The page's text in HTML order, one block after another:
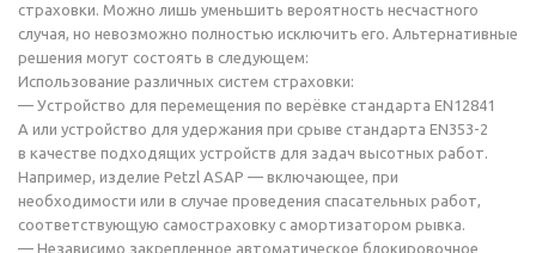
страховки. Можно лишь уменьшить вероятность несчастного
случая, но невозможно полностью исключить его. Альтернативные
решения могут состоять в следующем:
Использование различных систем страховки:
— Устройство для перемещения по верёвке стандарта EN12841
A или устройство для удержания при срыве стандарта EN353-2
в качестве подходящих устройств для задач высотных работ.
Например, изделие Petzl ASAP — включающее, при
необходимости или в случае проведения спасательных работ,
соответствующую самостраховку с амортизатором рывка.
— Независимо закрепленное автоматическое блокировочное